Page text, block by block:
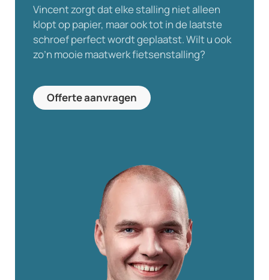
Vincent zorgt dat elke stalling niet alleen
klopt op papier, maar ook tot in de laatste
schroef perfect wordt geplaatst. Wilt u ook
zo’n mooie maatwerk fietsenstalling?
Offerte aanvragen